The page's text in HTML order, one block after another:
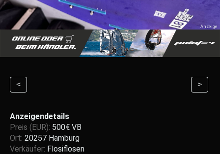
< >
Anzeigendetails
Preis (EUR): 500€ VB
Ort: 20257 Hamburg
Verkäufer: Flosiflosen